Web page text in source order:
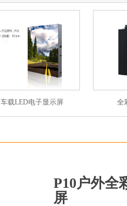
车载LED电子显示屏 全
P10户外全
屏